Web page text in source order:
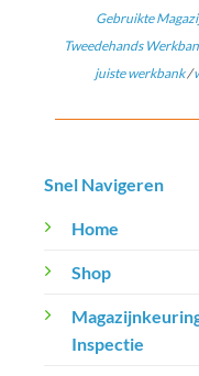
Gebruikte
Tweedehands
juiste werkbank/
Snel Navigeren
Home
Shop
Inspectie